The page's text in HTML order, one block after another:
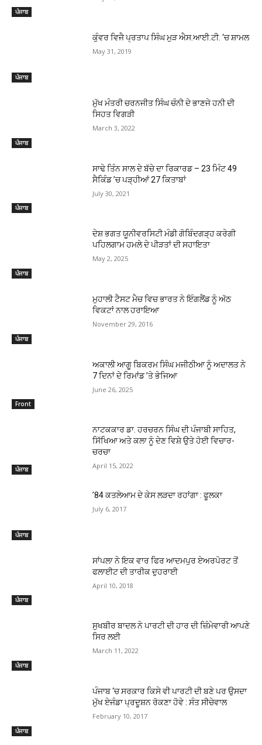
ਪੰਜਾਬ
ਪੰਜਾਬ
ਕੁੰਵਰ ਵਿਜੈ ਪ੍ਰਤਾਪ ਸਿੰਘ ਮੁੜ ਐਸ.ਆਈ.ਟੀ. ‘ਚ ਸ਼ਾਮਲ
May 31, 2019
ਪੰਜਾਬ
ਮੁੱਖ ਮੰਤਰੀ ਚਰਨਜੀਤ ਸਿੰਘ ਚੰਨੀ ਦੇ ਭਾਣਜੇ ਹਨੀ ਦੀ
ਸਿਹਤ ਵਿਗੜੀ
March 3, 2022
ਪੰਜਾਬ
ਸਾਢੇ ਤਿੰਨ ਸਾਲ ਦੇ ਬੱਚੇ ਦਾ ਰਿਕਾਰਡ – 23 ਮਿੰਟ 49
ਸੈਕਿੰਡ ’ਚ ਪੜ੍ਹੀਆਂ 27 ਕਿਤਾਬਾਂ
July 30, 2021
ਪੰਜਾਬ
ਦੇਸ਼ ਭਗਤ ਯੂਨੀਵਰਸਿਟੀ ਮੰਡੀ ਗੋਬਿੰਦਗੜ੍ਹ ਕਰੇਗੀ
ਪਹਿਲਗਾਮ ਹਮਲੇ ਦੇ ਪੀੜਤਾਂ ਦੀ ਸਹਾਇਤਾ
May 2, 2025
ਪੰਜਾਬ
ਮੁਹਾਲੀ ਟੈਸਟ ਮੈਚ ਵਿਚ ਭਾਰਤ ਨੇ ਇੰਗਲੈਂਡ ਨੂੰ ਅੱਠ
ਵਿਕਟਾਂ ਨਾਲ ਹਰਾਇਆ
November 29, 2016
Front
ਅਕਾਲੀ ਆਗੂ ਬਿਕਰਮ ਸਿੰਘ ਮਜੀਠੀਆ ਨੂੰ ਅਦਾਲਤ ਨੇ
7 ਦਿਨਾਂ ਦੇ ਰਿਮਾਂਡ ’ਤੇ ਭੇਜਿਆ
June 26, 2025
ਪੰਜਾਬ
ਨਾਟਕਕਾਰ ਡਾ. ਹਰਚਰਨ ਸਿੰਘ ਦੀ ਪੰਜਾਬੀ ਸਾਹਿਤ,
ਸਿੱਖਿਆ ਅਤੇ ਕਲਾ ਨੂੰ ਦੇਣ ਵਿਸ਼ੇ ਉਤੇ ਹੋਈ ਵਿਚਾਰ-
ਚਰਚਾ
April 15, 2022
ਪੰਜਾਬ
’84 ਕਤਲੇਆਮ ਦੇ ਕੇਸ ਲੜਦਾ ਰਹਾਂਗਾ : ਫੂਲਕਾ
July 6, 2017
ਪੰਜਾਬ
ਸਾਂਪਲਾ ਨੇ ਇਕ ਵਾਰ ਫਿਰ ਆਦਮਪੁਰ ਏਅਰਪੋਰਟ ਤੋਂ
ਫਲਾਈਟ ਦੀ ਤਾਰੀਕ ਦੁਹਰਾਈ
April 10, 2018
ਪੰਜਾਬ
ਸੁਖਬੀਰ ਬਾਦਲ ਨੇ ਪਾਰਟੀ ਦੀ ਹਾਰ ਦੀ ਜ਼ਿੰਮੇਵਾਰੀ ਆਪਣੇ
ਸਿਰ ਲਈ
March 11, 2022
ਪੰਜਾਬ
ਪੰਜਾਬ ‘ਚ ਸਰਕਾਰ ਕਿਸੇ ਵੀ ਪਾਰਟੀ ਦੀ ਬਣੇ ਪਰ ਉਸਦਾ
ਮੁੱਖ ਏਜੰਡਾ ਪ੍ਰਦੂਸ਼ਨ ਰੋਕਣਾ ਹੋਵੇ : ਸੰਤ ਸੀਚੇਵਾਲ
February 10, 2017